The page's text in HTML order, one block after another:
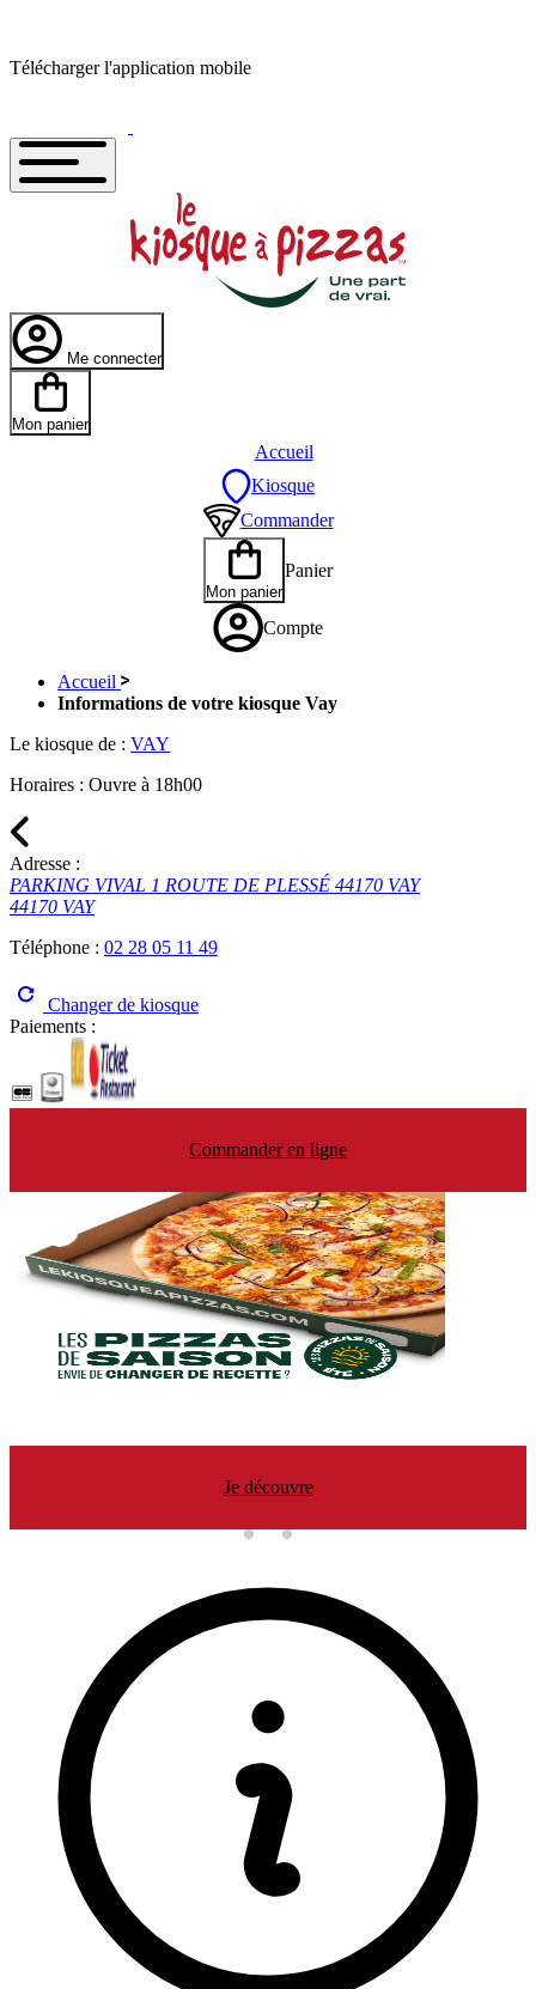
Télécharger l'application mobile
Me connecter
Mon panier
Accueil
Kiosque
Commander
Mon panier
Panier
Compte
Accueil
Informations de votre kiosque Vay
Le kiosque de : VAY
Horaires : Ouvre à 18h00
Adresse :
PARKING VIVAL 1 ROUTE DE PLESSÉ 44170 VAY
44170 VAY
Téléphone : 02 28 05 11 49
Changer de kiosque
Paiements :
Commander en ligne
Je découvre